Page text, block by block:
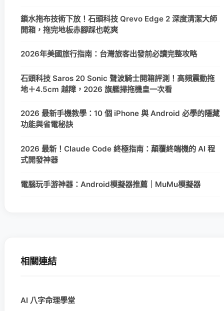
鎖水拖布技術下放！石頭科技 Qrevo Edge 2 深度清潔大師
開箱，拖完地板赤腳踩也乾爽
2026年美國旅行指南：台灣旅客出發前必讀完整攻略
石頭科技 Saros 20 Sonic 聲波騎士開箱評測！高頻震動拖
地＋4.5cm 越障，2026 旗艦掃拖機皇一次看
2026 最新手機教學：10 個 iPhone 與 Android 必學的隱藏
功能與省電秘訣
2026 最新！Claude Code 終極指南：顛覆終端機的 AI 程
式開發神器
電腦玩手游神器：Android模擬器推薦｜MuMu模擬器
相關連結
AI 八字命理學堂